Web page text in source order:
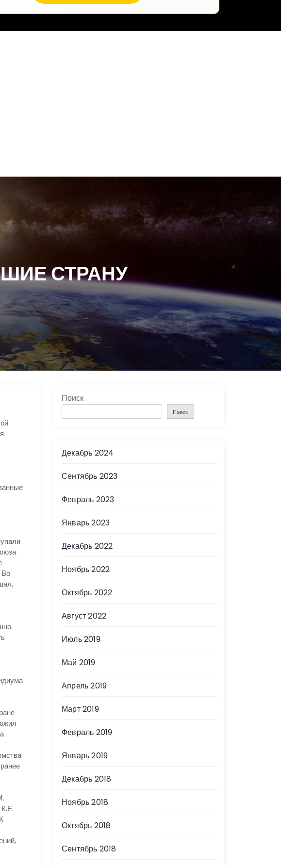
СТРАНУ
Во
Поиск
Поиск
Декабрь 2024
Сентябрь 2023
Февраль 2023
Январь 2023
Декабрь 2022
Ноябрь 2022
Октябрь 2022
Август 2022
Июль 2019
Май 2019
Апрель 2019
Март 2019
Февраль 2019
Январь 2019
Декабрь 2018
Ноябрь 2018
Октябрь 2018
Сентябрь 2018